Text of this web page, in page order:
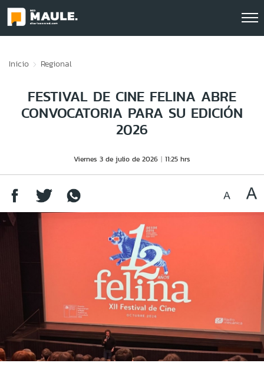
Inicio Regional
FESTIVAL DE CINE FELINA ABRE
CONVOCATORIA PARA SU EDICIÓN
2026
Viernes 3 de julio de 2026 11:25 hrs